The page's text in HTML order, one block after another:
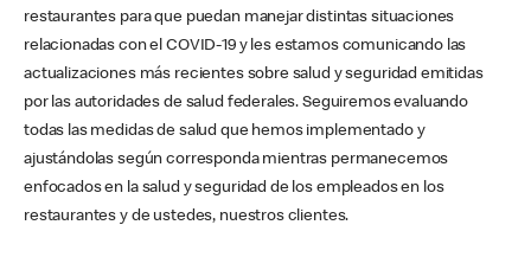
restaurantes para que puedan manejar distintas situaciones
relacionadas con el COVID-19 y les estamos comunicando las
actualizaciones más recientes sobre salud y seguridad emitidas
por las autoridades de salud federales. Seguiremos evaluando
todas las medidas de salud que hemos implementado y
ajustándolas según corresponda mientras permanecemos
enfocados en la salud y seguridad de los empleados en los
restaurantes y de ustedes, nuestros clientes.